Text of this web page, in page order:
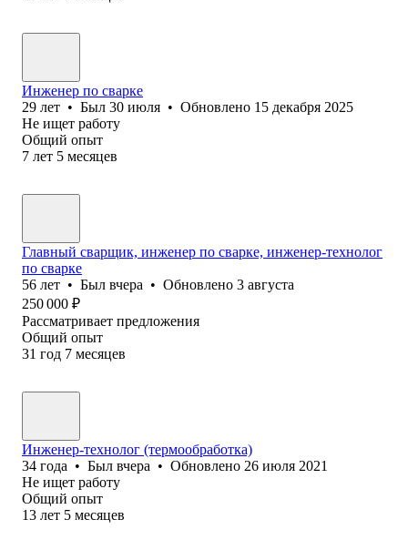
Инженер по сварке
29 лет • Был 30 июля • Обновлено 15 декабря 2025
Не ищет работу
Общий опыт
7 лет 5 месяцев
Главный сварщик, инженер по сварке, инженер-технолог
по сварке
56 лет • Был вчера • Обновлено 3 августа
250 000 ₽
Рассматривает предложения
Общий опыт
31 год 7 месяцев
Инженер-технолог (термообработка)
34 года • Был вчера • Обновлено 26 июля 2021
Не ищет работу
Общий опыт
13 лет 5 месяцев